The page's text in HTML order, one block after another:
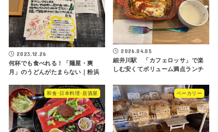
2023.12.26
何杯でも食べれる！「麺屋・爽
月」のうどんがたまらない｜粉浜
2026.04.05
細井川駅 「カフェロッサ」で楽
しむ安くてボリューム満点ランチ
和食･日本料理･居酒屋 ベーカリー